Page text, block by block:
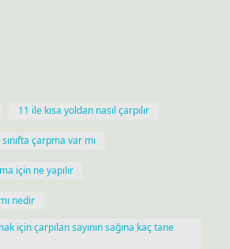
11 ile kısa yoldan nasıl çarpılır
çarpma var mı
için ne yapılır
nedir
için çarpılan sayının sağına kaç tane